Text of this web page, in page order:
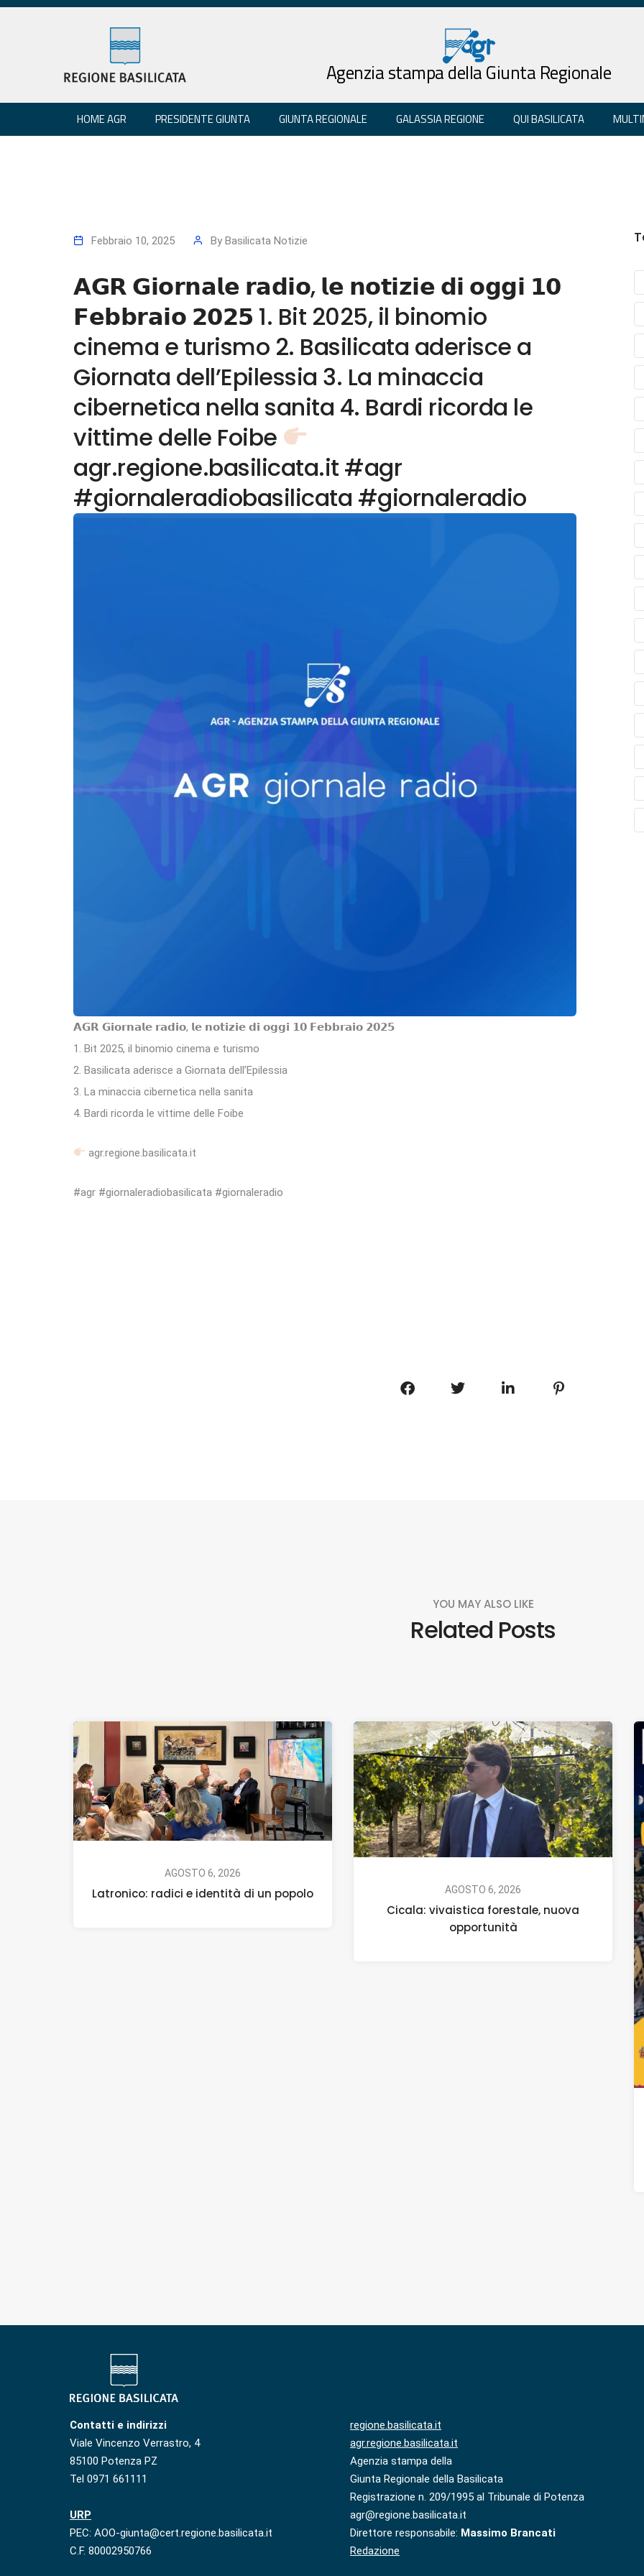
Agenzia stampa della Giunta Regionale
HOME AGR PRESIDENTE GIUNTA GIUNTA REGIONALE GALASSIA REGIONE QUI BASILICATA
Febbraio 10, 2025 By Basilicata Notizie
𝗔𝗚𝗥 𝗚𝗶𝗼𝗿𝗻𝗮𝗹𝗲 𝗿𝗮𝗱𝗶𝗼, 𝗹𝗲 𝗻𝗼𝘁𝗶𝘇𝗶𝗲 𝗱𝗶 𝗼𝗴𝗴𝗶 𝟭𝟬
𝗙𝗲𝗯𝗯𝗿𝗮𝗶𝗼 𝟮𝟬𝟮𝟱 1. Bit 2025, il binomio
cinema e turismo 2. Basilicata aderisce a
Giornata dell’Epilessia 3. La minaccia
cibernetica nella sanita 4. Bardi ricorda le
vittime delle Foibe
agr.regione.basilicata.it #agr
#giornaleradiobasilicata #giornaleradio
𝗔𝗚𝗥 𝗚𝗶𝗼𝗿𝗻𝗮𝗹𝗲 𝗿𝗮𝗱𝗶𝗼, 𝗹𝗲 𝗻𝗼𝘁𝗶𝘇𝗶𝗲 𝗱𝗶 𝗼𝗴𝗴𝗶 𝟭𝟬 𝗙𝗲𝗯𝗯𝗿𝗮𝗶𝗼 𝟮𝟬𝟮𝟱
1. Bit 2025, il binomio cinema e turismo
2. Basilicata aderisce a Giornata dell’Epilessia
3. La minaccia cibernetica nella sanita
4. Bardi ricorda le vittime delle Foibe
agr.regione.basilicata.it
#agr #giornaleradiobasilicata #giornaleradio
YOU MAY ALSO LIKE
Related Posts
AGOSTO 6, 2026
Latronico: radici e identità di un popolo AGOSTO 6, 2026
Cicala: vivaistica forestale, nuova
opportunità
Contatti e indirizzi
Viale Vincenzo Verrastro, 4
85100 Potenza PZ
Tel 0971 661111
URP
PEC: AOO-giunta@cert.regione.basilicata.it
C.F. 80002950766
regione.basilicata.it
agr.regione.basilicata.it
Agenzia stampa della
Giunta Regionale della Basilicata
Registrazione n. 209/1995 al Tribunale di Potenza
agr@regione.basilicata.it
Direttore responsabile: Massimo Brancati
Redazione